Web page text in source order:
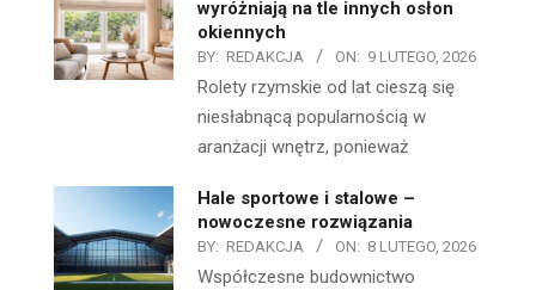
wyróżniają na tle innych osłon
okiennych
BY: REDAKCJA ON: 9 LUTEGO, 2026
Rolety rzymskie od lat cieszą się
niesłabnącą popularnością w
aranżacji wnętrz, ponieważ
Hale sportowe i stalowe –
nowoczesne rozwiązania
BY: REDAKCJA ON: 8 LUTEGO, 2026
Współczesne budownictwo